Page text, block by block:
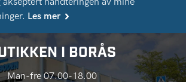
Les mer
I BORÅS
Man-fre 07.00-18.00